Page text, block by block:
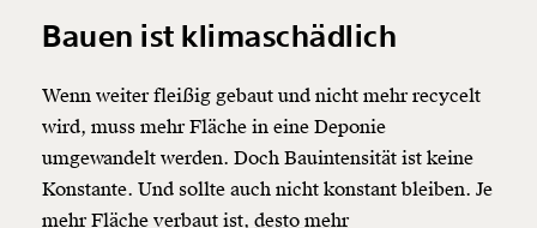
Bauen ist klimaschädlich
Wenn weiter fleißig gebaut und nicht mehr recycelt
wird, muss mehr Fläche in eine Deponie
umgewandelt werden. Doch Bauintensität ist keine
Konstante. Und sollte auch nicht konstant bleiben. Je
mehr Fläche verbaut ist, desto mehr